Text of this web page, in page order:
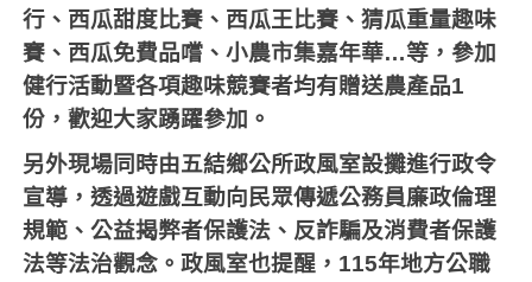
行、西瓜甜度比賽、西瓜王比賽、猜瓜重量趣味
賽、西瓜免費品嚐、小農市集嘉年華…等，參加
健行活動暨各項趣味競賽者均有贈送農產品1
份，歡迎大家踴躍參加。
另外現場同時由五結鄉公所政風室設攤進行政令
宣導，透過遊戲互動向民眾傳遞公務員廉政倫理
規範、公益揭弊者保護法、反詐騙及消費者保護
法等法治觀念。政風室也提醒，115年地方公職